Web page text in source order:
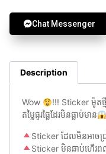
Chat Messenger
Description
Wow
!!! Sticker ម៉ូត
តម្លៃធូរធ្លៃដែរមិនធ្លាប់មាន
Sticker ដែលមិនអាចជ្
Sticker មិនឆាប់ហើរ